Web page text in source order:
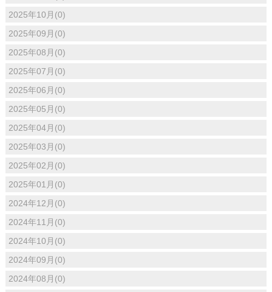
2025年10月(0)
2025年09月(0)
2025年08月(0)
2025年07月(0)
2025年06月(0)
2025年05月(0)
2025年04月(0)
2025年03月(0)
2025年02月(0)
2025年01月(0)
2024年12月(0)
2024年11月(0)
2024年10月(0)
2024年09月(0)
2024年08月(0)